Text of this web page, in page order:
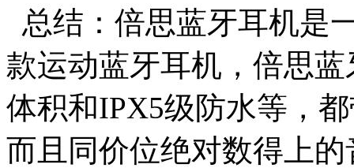
总结：倍思蓝牙耳机是
款运动蓝牙耳机，倍思
体积和IPX5级防水等，
而且同价位绝对数得上